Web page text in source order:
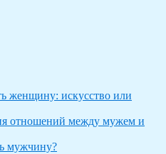
женщину: искусство или
отношений между мужем и
мужчину?